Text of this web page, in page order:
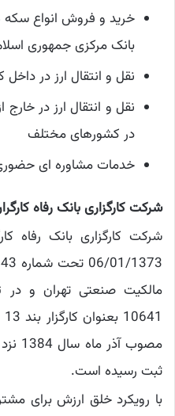
خرید و فروش انواع سکه
بانک مرکزی جمهوری
نقل و انتقال ارز در
نقل و انتقال ارز در
در کشورهای مختلف
خدمات مشاوره ای
شرکت کارگزاری بانک رفاه
شرکت کارگزاری بانک رفاه
ثبت رسیده است.
با رویکرد خلق ارزش برای